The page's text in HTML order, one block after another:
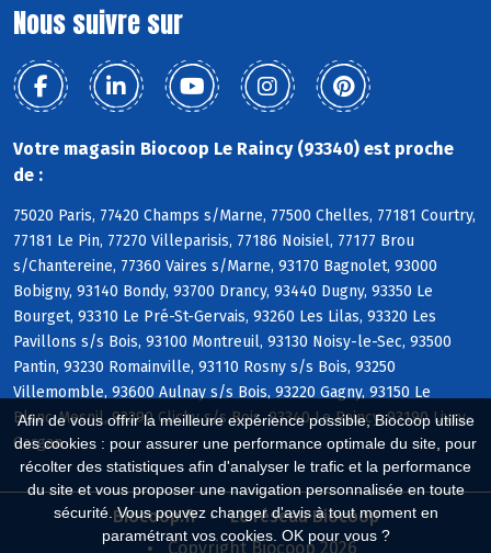
Afin de vous offrir la meilleure expérience possible, Biocoop utilise
des cookies : pour assurer une performance optimale du site, pour
récolter des statistiques afin d'analyser le trafic et la performance
du site et vous proposer une navigation personnalisée en toute
sécurité. Vous pouvez changer d'avis à tout moment en
paramétrant vos cookies. OK pour vous ?
Nous suivre sur
Votre magasin Biocoop Le Raincy (93340) est proche
de :
75020 Paris, 77420 Champs s/Marne, 77500 Chelles, 77181 Courtry,
77181 Le Pin, 77270 Villeparisis, 77186 Noisiel, 77177 Brou
s/Chantereine, 77360 Vaires s/Marne, 93170 Bagnolet, 93000
Bobigny, 93140 Bondy, 93700 Drancy, 93440 Dugny, 93350 Le
Bourget, 93310 Le Pré-St-Gervais, 93260 Les Lilas, 93320 Les
Pavillons s/s Bois, 93100 Montreuil, 93130 Noisy-le-Sec, 93500
Pantin, 93230 Romainville, 93110 Rosny s/s Bois, 93250
Villemomble, 93600 Aulnay s/s Bois, 93220 Gagny, 93150 Le
Blanc-Mesnil, 93390 Clichy s/s Bois, 93340 Le Raincy, 93190 Livry-
Gargan
Biocoop.fr
Le réseau Biocoop
Copyright Biocoop 2026